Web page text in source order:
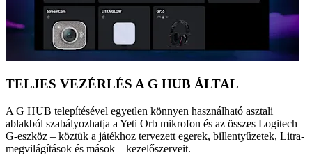
TELJES VEZÉRLÉS A G HUB ÁLTAL
A G HUB telepítésével egyetlen könnyen használható asztali
ablakból szabályozhatja a Yeti Orb mikrofon és az összes Logitech
G-eszköz – köztük a játékhoz tervezett egerek, billentyűzetek, Litra-
megvilágítások és mások – kezelőszerveit.